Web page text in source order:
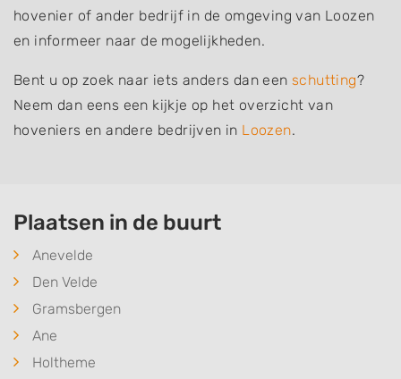
hovenier of ander bedrijf in de omgeving van Loozen
en informeer naar de mogelijkheden.
Bent u op zoek naar iets anders dan een schutting?
Neem dan eens een kijkje op het overzicht van
hoveniers en andere bedrijven in Loozen.
Plaatsen in de buurt
Anevelde
Den Velde
Gramsbergen
Ane
Holtheme